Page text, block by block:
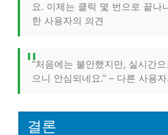
요. 이제는 클릭 몇 번으로 끝나
한 사용자의 의견
“처음에는 불안했지만, 실시간
으니 안심되네요.” – 다른 사용
결론